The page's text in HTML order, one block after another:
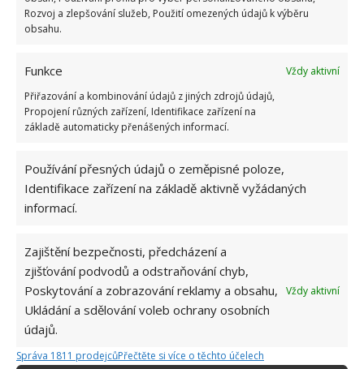
Rozvoj a zlepšování služeb, Použití omezených údajů k výběru
obsahu.
Funkce
Vždy aktivní
Přiřazování a kombinování údajů z jiných zdrojů údajů,
Propojení různých zařízení, Identifikace zařízení na
základě automaticky přenášených informací.
Používání přesných údajů o zeměpisné poloze,
Identifikace zařízení na základě aktivně vyžádaných
informací.
Zajištění bezpečnosti, předcházení a
zjišťování podvodů a odstraňování chyb,
Poskytování a zobrazování reklamy a obsahu,
Ukládání a sdělování voleb ochrany osobních
údajů.
Vždy aktivní
Správa 1811 prodejcůPřečtěte si více o těchto účelech
OBLÍBENÉ ČLÁNKY
Pokuta až 10 000 Kč hrozí za nesprávné sekání i
nesekání trávy. Záleží i na prostředku a lokaci
Kvíz na téma pionýrské tábory za socialismu:
Kdo je zažil, bez problému získá 12 ze 12 bodů
12.5.2026
komunismu: 10 retro otázek ukáže, kdo má
dobrý přehled